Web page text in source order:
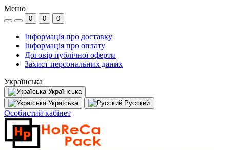
Меню
0 0 0
Інформація про доставку
Інформація про оплату
Договір публічної оферти
Захист персональних даних
Українська
Українська
Україська
Русский
Особистий кабінет